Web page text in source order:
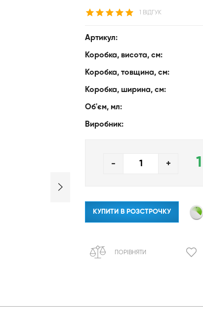
1 ВІДГУК
Артикул:
Коробка, висота, см:
Коробка, товщина, см:
Коробка, ширина, см:
Об'єм, мл:
Виробник:
- +
КУПИТИ В РОЗСТРОЧКУ
ПОРІВНЯТИ